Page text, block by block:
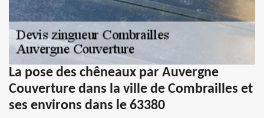
La pose des chêneaux par Auvergne
Couverture dans la ville de Combrailles et
ses environs dans le 63380